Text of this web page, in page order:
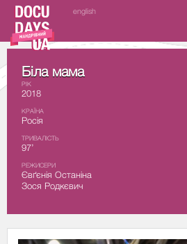
english
Біла мама
РІК
2018
КРАЇНА
Росія
ТРИВАЛІСТЬ
97’
РЕЖИСЕРИ
Євґєнія Останіна
Зося Родкєвич